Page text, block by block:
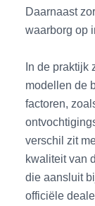
Daarnaast
waarborg op
In de praktijk
modellen de
factoren,
verschil zit
kwaliteit van
die aansluit
officiële